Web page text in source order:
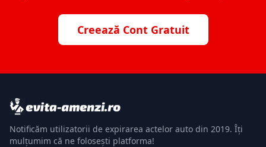
Creează Cont Gratuit
Notificăm utilizatorii de expirarea actelor auto din 2019. Îți
mulțumim că ne folosești platforma!